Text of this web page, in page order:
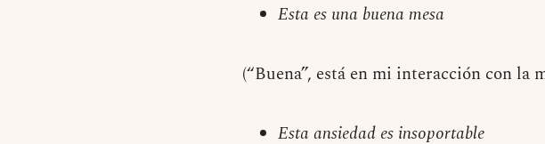
Esta es una buena mesa
(“Buena”, está en mi interacción con la
Esta ansiedad es insoportable